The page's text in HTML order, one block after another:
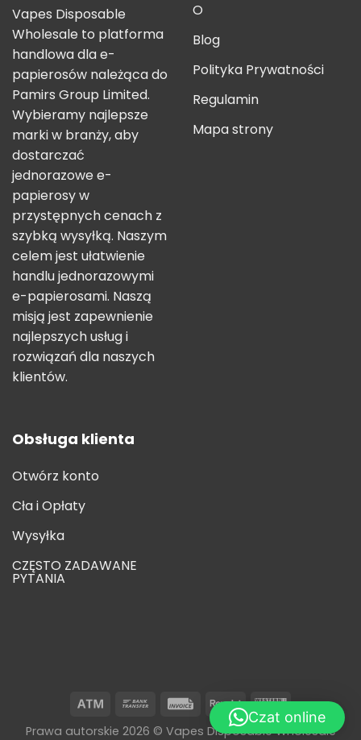
Vapes Disposable
Wholesale to platforma
handlowa dla e-
papierosów należąca do
Pamirs Group Limited.
Wybieramy najlepsze
marki w branży, aby
dostarczać
jednorazowe e-
papierosy w
przystępnych cenach z
szybką wysyłką. Naszym
celem jest ułatwienie
handlu jednorazowymi
e-papierosami. Naszą
misją jest zapewnienie
najlepszych usług i
rozwiązań dla naszych
klientów.
O
Blog
Polityka Prywatności
Regulamin
Mapa strony
Obsługa klienta
Otwórz konto
Cła i Opłaty
Wysyłka
CZĘSTO ZADAWANE
PYTANIA
Prawa autorskie 2026 © Vapes Disposable Wholesale
Czat online